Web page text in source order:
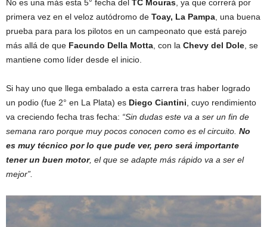
No es una más esta 5° fecha del TC Mouras , ya que correrá por
primera vez en el veloz autódromo de Toay, La Pampa , una buena
prueba para para los pilotos en un campeonato que está parejo
más allá de que Facundo Della Motta , con la Chevy del Dole , se
mantiene como líder desde el inicio.
Si hay uno que llega embalado a esta carrera tras haber logrado
un podio (fue 2° en La Plata) es Diego Ciantini , cuyo rendimiento
va creciendo fecha tras fecha: “Sin dudas este va a ser un fin de
semana raro porque muy pocos conocen como es el circuito. No
es muy técnico por lo que pude ver, pero será importante
tener un buen motor, el que se adapte más rápido va a ser el
mejor”.